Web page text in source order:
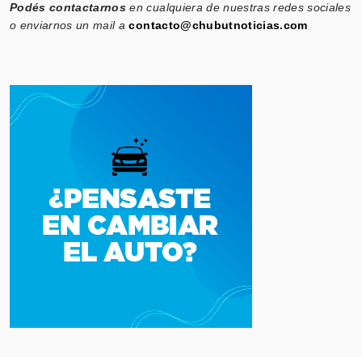
Podés contactarnos en cualquiera de nuestras redes sociales
o enviarnos un mail acontacto@chubutnoticias.com